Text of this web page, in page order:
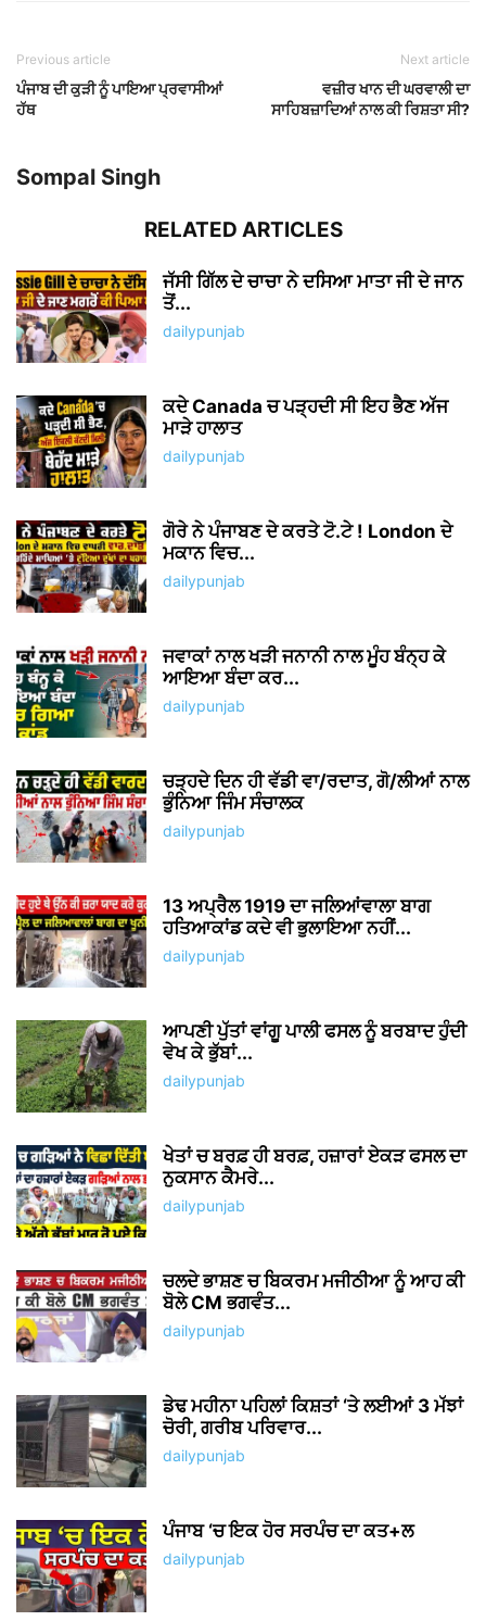
Previous article
ਪੰਜਾਬ ਦੀ ਕੁੜੀ ਨੂੰ ਪਾਇਆ ਪ੍ਰਵਾਸੀਆਂ
ਹੱਥ
Next article
ਵਜ਼ੀਰ ਖਾਨ ਦੀ ਘਰਵਾਲੀ ਦਾ
ਸਾਹਿਬਜ਼ਾਦਿਆਂ ਨਾਲ ਕੀ ਰਿਸ਼ਤਾ ਸੀ?
Sompal Singh
RELATED ARTICLES
ਜੱਸੀ ਗਿੱਲ ਦੇ ਚਾਚਾ ਨੇ ਦਸਿਆ ਮਾਤਾ ਜੀ ਦੇ ਜਾਨ
ਤੋਂ...
dailypunjab
ਕਦੇ Canada ਚ ਪੜ੍ਹਦੀ ਸੀ ਇਹ ਭੈਣ ਅੱਜ
ਮਾੜੇ ਹਾਲਾਤ
dailypunjab
ਗੋਰੇ ਨੇ ਪੰਜਾਬਣ ਦੇ ਕਰਤੇ ਟੋ.ਟੇ ! London ਦੇ
ਮਕਾਨ ਵਿਚ...
dailypunjab
ਜਵਾਕਾਂ ਨਾਲ ਖੜੀ ਜਨਾਨੀ ਨਾਲ ਮੂੰਹ ਬੰਨ੍ਹ ਕੇ
ਆਇਆ ਬੰਦਾ ਕਰ...
dailypunjab
ਚੜ੍ਹਦੇ ਦਿਨ ਹੀ ਵੱਡੀ ਵਾ/ਰਦਾਤ, ਗੋ/ਲੀਆਂ ਨਾਲ
ਭੁੰਨਿਆ ਜਿੰਮ ਸੰਚਾਲਕ
dailypunjab
13 ਅਪ੍ਰੈਲ 1919 ਦਾ ਜਲਿਆਂਵਾਲਾ ਬਾਗ
ਹਤਿਆਕਾਂਡ ਕਦੇ ਵੀ ਭੁਲਾਇਆ ਨਹੀਂ...
dailypunjab
ਆਪਣੀ ਪੁੱਤਾਂ ਵਾਂਗੂ ਪਾਲੀ ਫਸਲ ਨੂੰ ਬਰਬਾਦ ਹੁੰਦੀ
ਵੇਖ ਕੇ ਭੁੱਬਾਂ...
dailypunjab
ਖੇਤਾਂ ਚ ਬਰਫ਼ ਹੀ ਬਰਫ਼, ਹਜ਼ਾਰਾਂ ਏਕੜ ਫਸਲ ਦਾ
ਨੁਕਸਾਨ ਕੈਮਰੇ...
dailypunjab
ਚਲਦੇ ਭਾਸ਼ਣ ਚ ਬਿਕਰਮ ਮਜੀਠੀਆ ਨੂੰ ਆਹ ਕੀ
ਬੋਲੇ CM ਭਗਵੰਤ...
dailypunjab
ਡੇਢ ਮਹੀਨਾ ਪਹਿਲਾਂ ਕਿਸ਼ਤਾਂ ‘ਤੇ ਲਈਆਂ 3 ਮੱਝਾਂ
ਚੋਰੀ, ਗਰੀਬ ਪਰਿਵਾਰ...
dailypunjab
ਪੰਜਾਬ ‘ਚ ਇਕ ਹੋਰ ਸਰਪੰਚ ਦਾ ਕਤ+ਲ
dailypunjab